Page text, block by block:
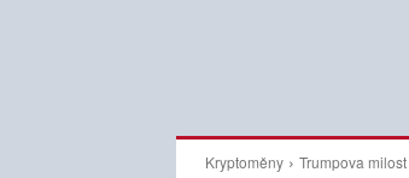
Kryptoměny Trumpova